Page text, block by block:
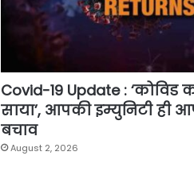
Covid-19 Update : ‘कोविड
साया’, आपकी इम्युनिटी ही
बचाव
August 2, 2026